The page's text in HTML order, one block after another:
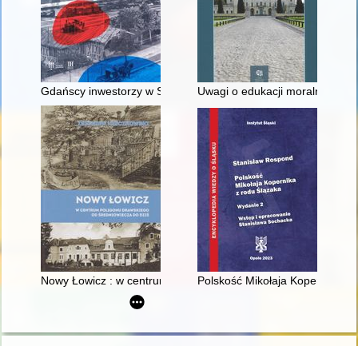
Gdańscy inwestorzy w Sopocie : prestiż finansowy i
Uwagi o edukacji moralnej
Nowy Łowicz : w centrum poligonu drawskiego od
Polskość Mikołaja Kopernika z